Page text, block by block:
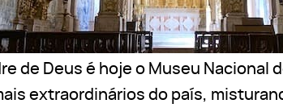
de Deus é hoje o Museu Nacional
extraordinários do país,